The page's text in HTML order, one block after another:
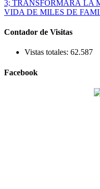
Contador de Visitas
Vistas totales: 62.587
Facebook